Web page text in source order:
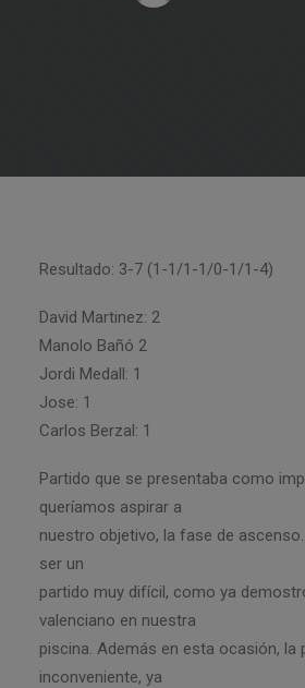
Resultado: 3-7 (1-1/1-1/0-1/1-4)
David Martinez: 2
Manolo Bañó 2
Jordi Medall: 1
Jose: 1
Carlos Berzal: 1
Partido que se presentaba como
queríamos aspirar a
nuestro objetivo, la fase de
ser un
partido muy difícil, como ya
valenciano en nuestra
piscina. Además en esta ocasión, la
inconveniente, ya